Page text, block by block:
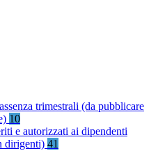
trimestrali (da pubblicare
10
e autorizzati ai dipendenti
dirigenti) 41